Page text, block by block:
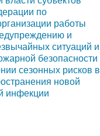
по
работы
и
ситуаций и
безопасности
сезонных рисков в
новой
инфекции